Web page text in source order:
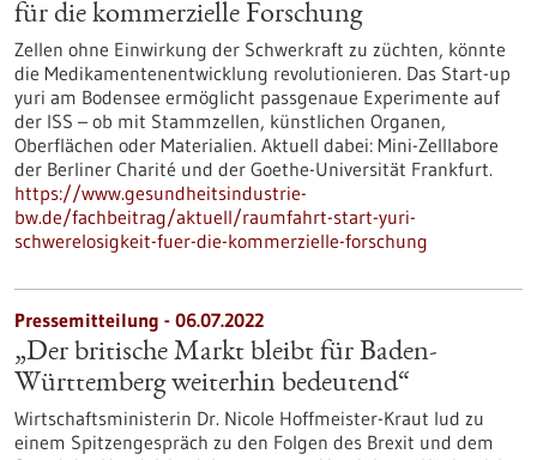
für die kommerzielle Forschung
Zellen ohne Einwirkung der Schwerkraft zu züchten, könnte
die Medikamentenentwicklung revolutionieren. Das Start-up
yuri am Bodensee ermöglicht passgenaue Experimente auf
der ISS – ob mit Stammzellen, künstlichen Organen,
Oberflächen oder Materialien. Aktuell dabei: Mini-Zelllabore
der Berliner Charité und der Goethe-Universität Frankfurt.
https://www.gesundheitsindustrie-
bw.de/fachbeitrag/aktuell/raumfahrt-start-yuri-
schwerelosigkeit-fuer-die-kommerzielle-forschung
Pressemitteilung - 06.07.2022
„Der britische Markt bleibt für Baden-
Württemberg weiterhin bedeutend“
Wirtschaftsministerin Dr. Nicole Hoffmeister-Kraut lud zu
einem Spitzengespräch zu den Folgen des Brexit und dem